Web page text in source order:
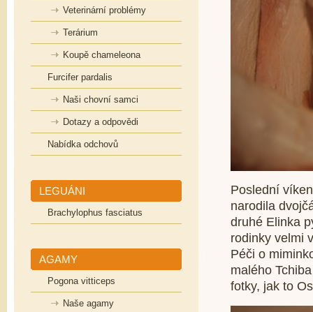
Veterinární problémy
Terárium
Koupě chameleona
Furcifer pardalis
Naši chovní samci
Dotazy a odpovědi
Nabídka odchovů
LEGUÁNI
Brachylophus fasciatus
AGAMY
Pogona vitticeps
Naše agamy
Poslední
narodila
druhé Elinka
rodinky velmi
Péči o
malého
fotky, jak to